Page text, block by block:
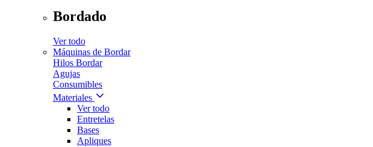
Bordado
Ver todo
Máquinas de Bordar
Hilos Bordar
Agujas
Consumibles
Materiales
Ver todo
Entretelas
Bases
Apliques